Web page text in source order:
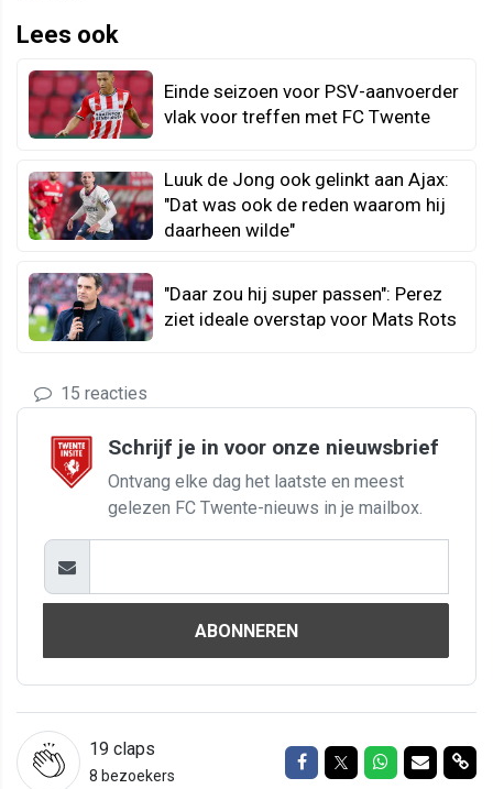
Lees ook
Einde seizoen voor PSV-aanvoerder
vlak voor treffen met FC Twente
Luuk de Jong ook gelinkt aan Ajax:
"Dat was ook de reden waarom hij
daarheen wilde"
"Daar zou hij super passen": Perez
ziet ideale overstap voor Mats Rots
15 reacties
Schrijf je in voor onze nieuwsbrief
Ontvang elke dag het laatste en meest
gelezen FC Twente-nieuws in je mailbox.
ABONNEREN
19 claps
8 bezoekers
Delen op Facebook
Delen op Twitter
Delen op
Delen